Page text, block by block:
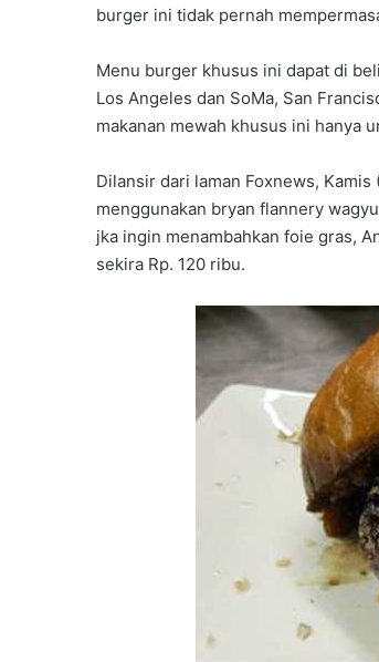
burger ini tidak pernah
Menu burger khusus ini dapat di
Los Angeles dan SoMa, San
makanan mewah khusus ini hanya
Dilansir dari laman Foxnews,
menggunakan bryan flannery
jka ingin menambahkan foie gras,
sekira Rp. 120 ribu.